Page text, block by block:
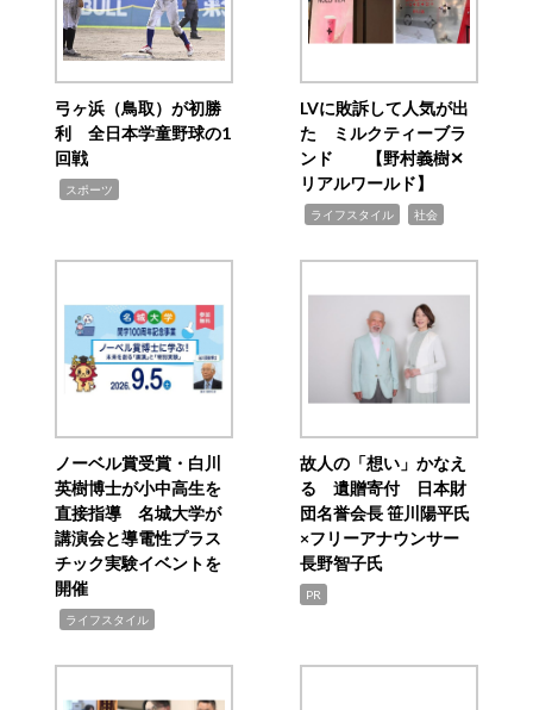
弓ヶ浜（鳥取）が初勝
利 全日本学童野球の1
回戦
スポーツ
LVに敗訴して人気が出
た ミルクティーブラ
ンド 【野村義樹✕
リアルワールド】
ライフスタイル 社会
ノーベル賞受賞・白川
英樹博士が小中高生を
直接指導 名城大学が
講演会と導電性プラス
チック実験イベントを
開催
ライフスタイル
故人の「想い」かなえ
る 遺贈寄付 日本財
団名誉会長 笹川陽平氏
×フリーアナウンサー
長野智子氏
PR